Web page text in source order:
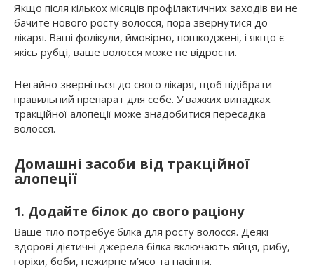
Якщо після кількох місяців профілактичних заходів ви не
бачите нового росту волосся, пора звернутися до
лікаря. Ваші фолікули, ймовірно, пошкоджені, і якщо є
якісь рубці, ваше волосся може не відрости.
Негайно зверніться до свого лікаря, щоб підібрати
правильний препарат для себе. У важких випадках
тракційної алопеції може знадобитися пересадка
волосся.
Домашні засоби від тракційної
алопеції
1. Додайте білок до свого раціону
Ваше тіло потребує білка для росту волосся. Деякі
здорові дієтичні джерела білка включають яйця, рибу,
горіхи, боби, нежирне м’ясо та насіння.